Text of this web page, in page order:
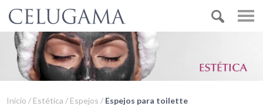
Inicio / Estética / Espejos / Espejos para toilette